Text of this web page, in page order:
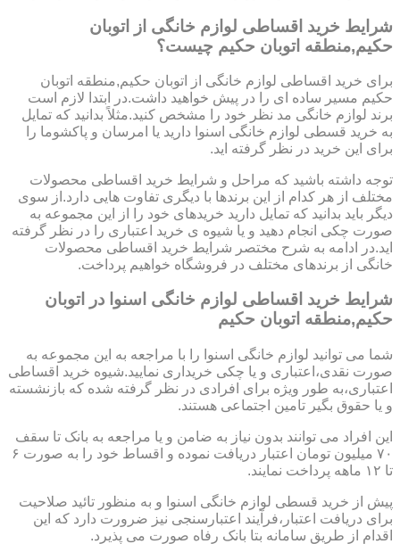
شرایط خرید اقساطی لوازم خانگی از اتوبان
حکیم,منطقه اتوبان حکیم چیست؟
برای خرید اقساطی لوازم خانگی از اتوبان حکیم,منطقه اتوبان
حکیم مسیر ساده ای را در پیش خواهید داشت.در ابتدا لازم است
برند لوازم خانگی مد نظر خود را مشخص کنید.مثلاً بدانید که تمایل
به خرید قسطی لوازم خانگی اسنوا دارید یا امرسان و پاکشوما را
برای این خرید در نظر گرفته اید.
توجه داشته باشید که مراحل و شرایط خرید اقساطی محصولات
مختلف از هر کدام از این برندها با دیگری تفاوت هایی دارد.از سوی
دیگر باید بدانید که تمایل دارید خریدهای خود را از این مجموعه به
صورت چکی انجام دهید و یا شیوه ی خرید اعتباری را در نظر گرفته
اید.در ادامه به شرح مختصر شرایط خرید اقساطی محصولات
خانگی از برندهای مختلف در فروشگاه خواهیم پرداخت.
شرایط خرید اقساطی لوازم خانگی اسنوا در اتوبان
حکیم,منطقه اتوبان حکیم
شما می توانید لوازم خانگی اسنوا را با مراجعه به این مجموعه به
صورت نقدی،اعتباری و یا چکی خریداری نمایید.شیوه خرید اقساطی
اعتباری،به طور ویژه برای افرادی در نظر گرفته شده که بازنشسته
و یا حقوق بگیر تامین اجتماعی هستند.
این افراد می توانند بدون نیاز به ضامن و یا مراجعه به بانک تا سقف
۷۰ میلیون تومان اعتبار دریافت نموده و اقساط خود را به صورت ۶
تا ۱۲ ماهه پرداخت نمایند.
پیش از خرید قسطی لوازم خانگی اسنوا و به منظور تائید صلاحیت
برای دریافت اعتبار،فرآیند اعتبارسنجی نیز ضرورت دارد که این
اقدام از طریق سامانه بتا بانک رفاه صورت می پذیرد.